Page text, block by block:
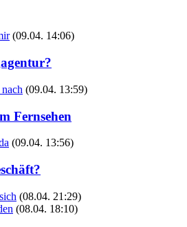
(09.04. 14:06)
(09.04. 13:59)
Fernsehen
(09.04. 13:56)
(08.04. 21:29)
(08.04. 18:10)